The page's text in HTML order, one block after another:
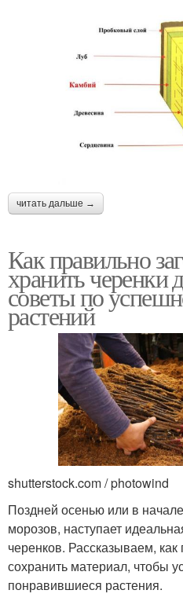
читать дальше →
Как правильно
хранить черенки
советы по
растений
shutterstock.com / photowind
Поздней осенью или в
морозов, наступает
черенков. Рассказываем,
сохранить материал, чтобы
понравившиеся растения.